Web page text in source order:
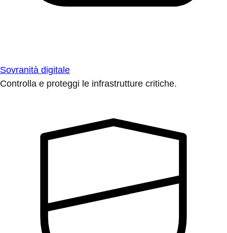
Sovranità digitale
Controlla e proteggi le infrastrutture critiche.